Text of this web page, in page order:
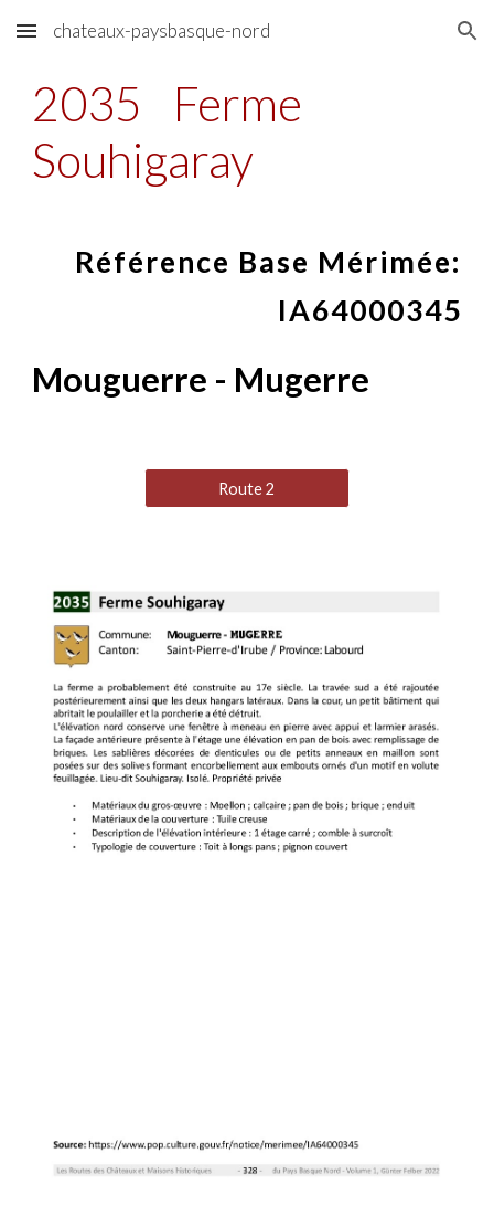
Skip to main content Skip to navigation
chateaux-paysbasque-nord
2035
Ferme
Souhigaray
Référence Base Mérimée:
IA64000345
Mouguerre - Mugerre
Route 2